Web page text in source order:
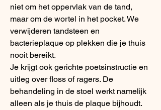
niet om het oppervlak van de tand,
maar om de wortel in het pocket. We
verwijderen tandsteen en
bacterieplaque op plekken die je thuis
nooit bereikt.
Je krijgt ook gerichte poetsinstructie en
uitleg over floss of ragers. De
behandeling in de stoel werkt namelijk
alleen als je thuis de plaque bijhoudt.